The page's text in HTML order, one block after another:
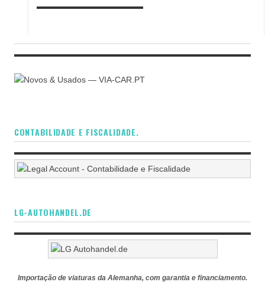
CONTABILIDADE E FISCALIDADE.
LG-AUTOHANDEL.DE
Importação de viaturas da Alemanha, com garantia e financiamento.